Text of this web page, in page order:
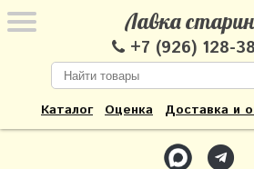
Лавка
+7 (926) 128-
Каталог Оценка Доставка и